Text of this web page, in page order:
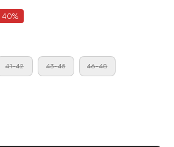
40%
41-42 43-45 46-48